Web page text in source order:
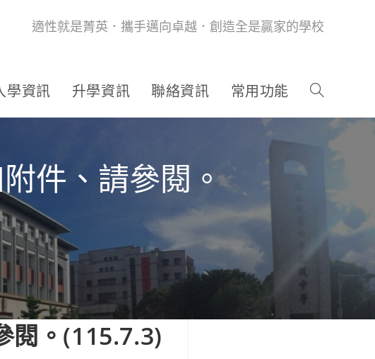
適性就是菁英．攜手邁向卓越．創造全是贏家的學校
學資訊 升學資訊 聯絡資訊 常用功能
件、請參閱。
閱。(115.7.3)